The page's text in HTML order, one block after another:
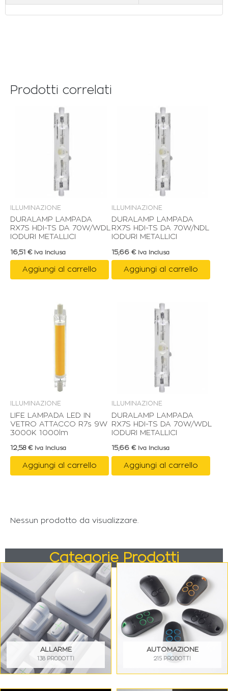
Prodotti correlati
ILLUMINAZIONE
DURALAMP LAMPADA
RX7S HDI-TS DA 70W/WDL
IODURI METALLICI
16,51 € Iva Inclusa
Aggiungi al carrello
ILLUMINAZIONE
DURALAMP LAMPADA
RX7S HDI-TS DA 70W/NDL
IODURI METALLICI
15,66 € Iva Inclusa
Aggiungi al carrello
ILLUMINAZIONE
LIFE LAMPADA LED IN
VETRO ATTACCO R7s 9W
3000K 1000lm
12,58 € Iva Inclusa
Aggiungi al carrello
ILLUMINAZIONE
DURALAMP LAMPADA
RX7S HDI-TS DA 70W/WDL
IODURI METALLICI
15,66 € Iva Inclusa
Aggiungi al carrello
Nessun prodotto da visualizzare.
Categorie Prodotti
ALLARME
138 PRODOTTI
AUTOMAZIONE
215 PRODOTTI